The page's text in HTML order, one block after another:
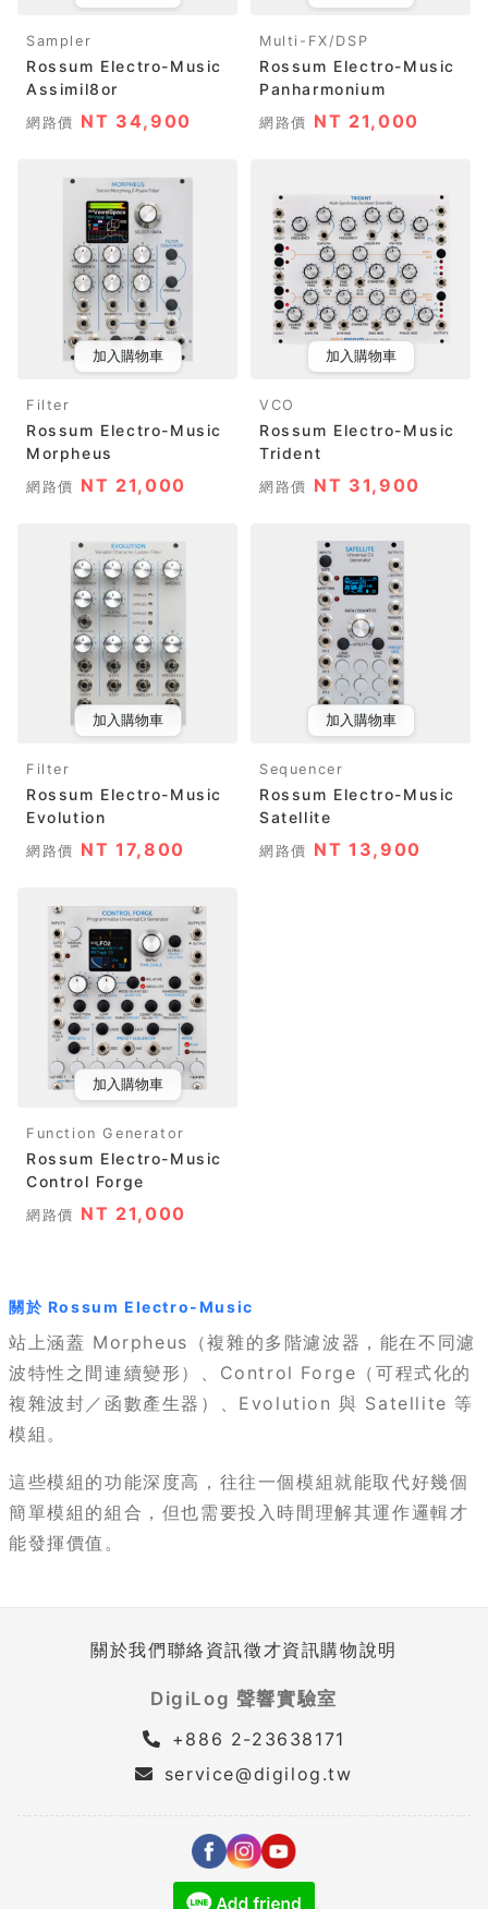
Sampler
Rossum Electro-Music
Assimil8or
網路價 NT 34,900
Multi-FX/DSP
Rossum Electro-Music
Panharmonium
網路價 NT 21,000
加入購物車
Filter
Rossum Electro-Music
Morpheus
網路價 NT 21,000
加入購物車
VCO
Rossum Electro-Music
Trident
網路價 NT 31,900
加入購物車
Filter
Rossum Electro-Music
Evolution
網路價 NT 17,800
加入購物車
Sequencer
Rossum Electro-Music
Satellite
網路價 NT 13,900
加入購物車
Function Generator
Rossum Electro-Music
Control Forge
網路價 NT 21,000
關於 Rossum Electro-Music
站上涵蓋 Morpheus（複雜的多階濾波器，能在不同濾
波特性之間連續變形）、Control Forge（可程式化的
複雜波封／函數產生器）、Evolution 與 Satellite 等
模組。
這些模組的功能深度高，往往一個模組就能取代好幾個
簡單模組的組合，但也需要投入時間理解其運作邏輯才
能發揮價值。
關於我們聯絡資訊徵才資訊購物說明
DigiLog 聲響實驗室
+886 2-23638171
service@digilog.tw